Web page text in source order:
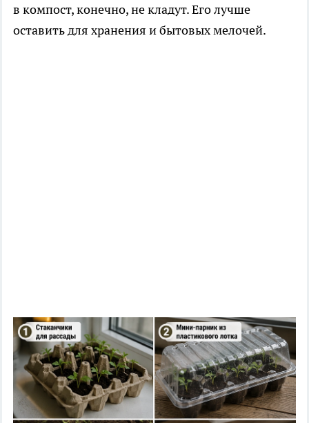
в компост, конечно, не кладут. Его лучше
оставить для хранения и бытовых мелочей.